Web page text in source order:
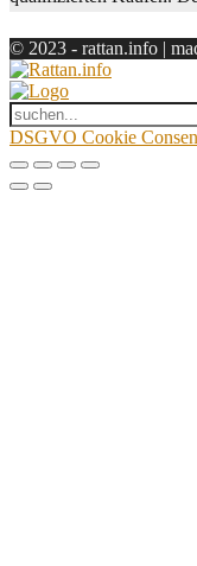
© 2023 - rattan.info |
DSGVO Cookie